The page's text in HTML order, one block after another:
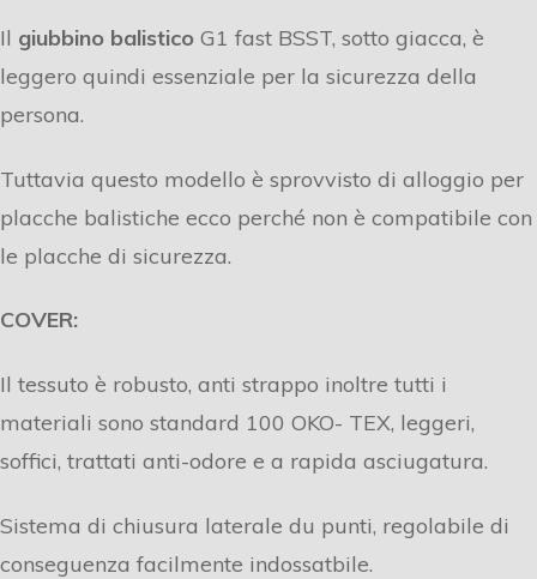
Il giubbino balistico G1 fast BSST, sotto giacca, è
leggero quindi essenziale per la sicurezza della
persona.
Tuttavia questo modello è sprovvisto di alloggio per
placche balistiche ecco perché non è compatibile con
le placche di sicurezza.
COVER:
Il tessuto è robusto, anti strappo inoltre tutti i
materiali sono standard 100 OKO- TEX, leggeri,
soffici, trattati anti-odore e a rapida asciugatura.
Sistema di chiusura laterale du punti, regolabile di
conseguenza facilmente indossatbile.